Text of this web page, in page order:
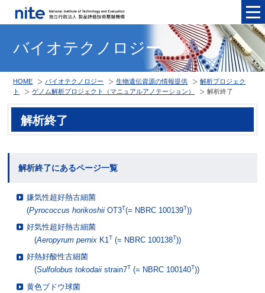
バイオテクノロジー
HOME バイオテクノロジー 生物遺伝資源の情報提供
解析プロジェク
ト
ゲノム解析プロジェクト（マニュアルアノテーション） 解析終了
解析終了
解析終了にあるページ一覧
嫌気性超好熱古細菌
(Pyrococcus horikoshii OT3T(= NBRC 100139T))
好気性超好熱古細菌
(Aeropyrum pernix K1T (= NBRC 100138T))
好熱好酸性古細菌
(Sulfolobus tokodaii strain7T (= NBRC 100140T))
黄色ブドウ球菌